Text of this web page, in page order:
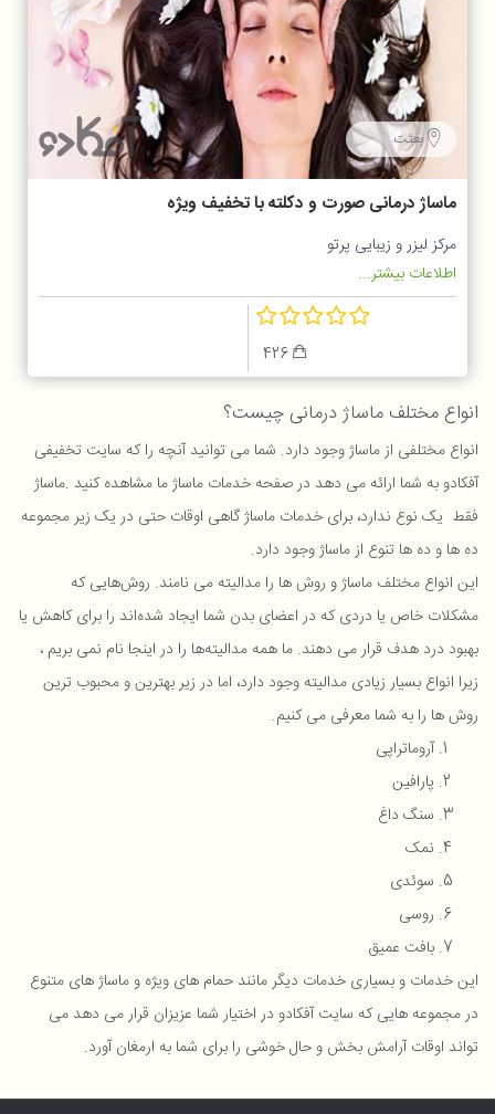
بعثت
ماساژ درمانی صورت و دکلته با تخفیف ویژه
مرکز لیزر و زیبایی پرتو
اطلاعات بیشتر...
انواع مختلف ماساژ درمانی چیست؟
انواع مختلفی از ماساژ وجود دارد. شما می توانید آنچه را که سایت تخفیفی
آفکادو به شما ارائه می دهد در صفحه خدمات ماساژ ما مشاهده کنید .ماساژ
فقط یک نوع ندارد، برای خدمات ماساژ گاهی اوقات حتی در یک زیر مجموعه
ده ها و ده ها تنوع از ماساژ وجود دارد.
این انواع مختلف ماساژ و روش ها را مدالیته می نامند. روش‌هایی که
مشکلات خاص یا دردی که در اعضای بدن شما ایجاد شده‌اند را برای کاهش یا
بهبود درد هدف قرار می دهند. ما همه مدالیته‌ها را در اینجا نام نمی بریم ،
زیرا انواع بسیار زیادی مدالیته وجود دارد، اما در زیر بهترین و محبوب ترین
روش ها را به شما معرفی می کنیم.
آروماتراپی
پارافین
سنگ داغ
نمک
سوئدی
روسی
بافت عمیق
این خدمات و بسیاری خدمات دیگر مانند حمام های ویژه و ماساژ های متنوع
در مجموعه هایی که سایت آفکادو در اختیار شما عزیزان قرار می دهد می
تواند اوقات آرامش بخش و حال خوشی را برای شما به ارمغان آورد.